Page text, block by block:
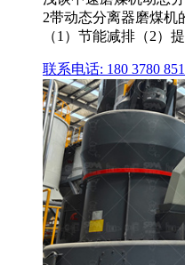
2带动态分离器磨煤机
（1）节能减排（2）
联系电话: 180 3780